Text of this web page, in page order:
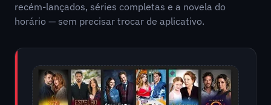
recém-lançados, séries completas e a novela do
horário — sem precisar trocar de aplicativo.